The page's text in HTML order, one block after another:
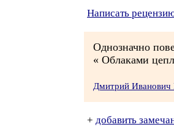
Написать
Однозначно
« Облаками
Дмитрий Иванович
+ добавить